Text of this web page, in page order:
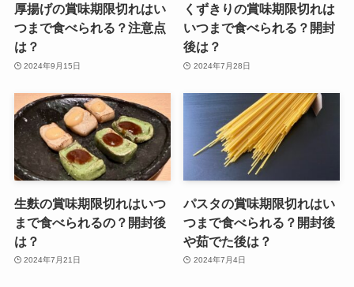
厚揚げの賞味期限切れはい
つまで食べられる？注意点
は？
2024年9月15日
くずきりの賞味期限切れは
いつまで食べられる？開封
後は？
2024年7月28日
生麩の賞味期限切れはいつ
まで食べられるの？開封後
は？
2024年7月21日
パスタの賞味期限切れはい
つまで食べられる？開封後
や茹でた後は？
2024年7月4日